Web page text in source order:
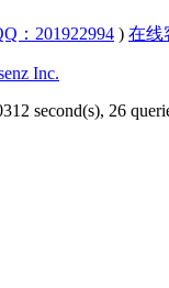
：201922994 ) 在线
Inc.
second(s), 26